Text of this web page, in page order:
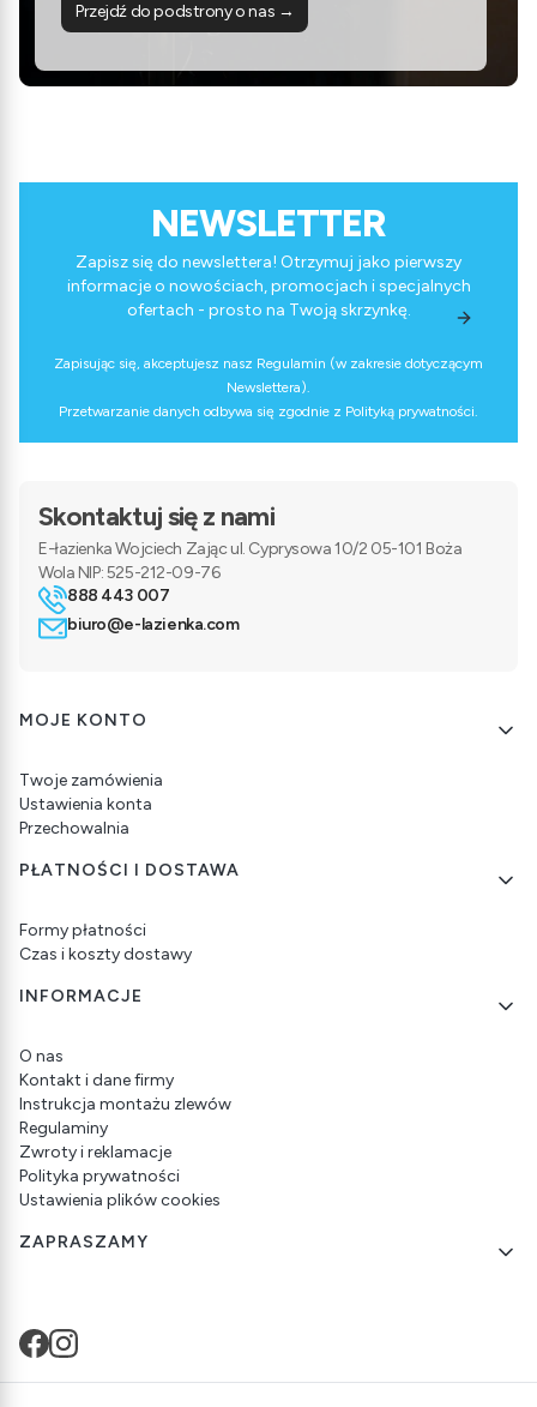
Przejdź do podstrony o nas →
NEWSLETTER
Zapisz się do newslettera! Otrzymuj jako pierwszy
informacje o nowościach, promocjach i specjalnych
ofertach - prosto na Twoją skrzynkę.
Zapisując się, akceptujesz nasz Regulamin (w zakresie dotyczącym
Newslettera).
Przetwarzanie danych odbywa się zgodnie z Polityką prywatności.
Skontaktuj się z nami
E-łazienka Wojciech Zając ul. Cyprysowa 10/2 05-101 Boża
Wola NIP: 525-212-09-76
888 443 007
biuro@e-lazienka.com
Linki w stopce
MOJE KONTO
Twoje zamówienia
Ustawienia konta
Przechowalnia
PŁATNOŚCI I DOSTAWA
Formy płatności
Czas i koszty dostawy
INFORMACJE
O nas
Kontakt i dane firmy
Instrukcja montażu zlewów
Regulaminy
Zwroty i reklamacje
Polityka prywatności
Ustawienia plików cookies
ZAPRASZAMY